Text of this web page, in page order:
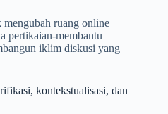
ruang online
pertikaian-membantu
iklim diskusi yang
kontekstualisasi, dan